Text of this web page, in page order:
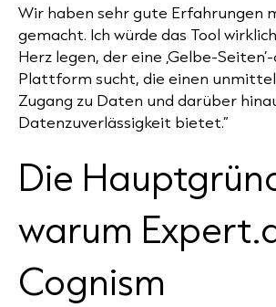
Wir haben sehr gute Erfahrungen
gemacht. Ich würde das Tool
Herz legen, der eine ‚Gelbe-
Plattform sucht, die einen
Zugang zu Daten und darüber
Datenzuverlässigkeit bietet.“
Die
warum
Cognism